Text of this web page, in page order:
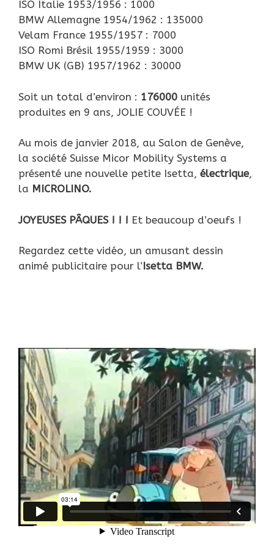
ISO Italie 1953/1956 : 1000
BMW Allemagne 1954/1962 : 135000
Velam France 1955/1957 : 7000
ISO Romi Brésil 1955/1959 : 3000
BMW UK (GB) 1957/1962 : 30000
Soit un total d’environ : 176000 unités
produites en 9 ans, JOLIE COUVÉE !
Au mois de janvier 2018, au Salon de Genève,
la société Suisse Micor Mobility Systems a
présenté une nouvelle petite Isetta, électrique,
la MICROLINO.
JOYEUSES PÂQUES ! ! ! Et beaucoup d’oeufs !
Regardez cette vidéo, un amusant dessin
animé publicitaire pour l’Isetta BMW.